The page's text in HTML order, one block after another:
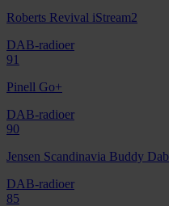
Roberts Revival iStream2
DAB-radioer
91
Pinell Go+
DAB-radioer
90
Jensen Scandinavia Buddy Dab
DAB-radioer
85